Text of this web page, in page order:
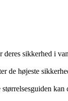
deres sikkerhed i
de højeste
størrelsesguiden